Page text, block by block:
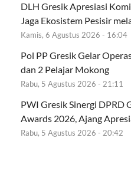
DLH Gresik Apresiasi
Jaga Ekosistem Pesisir
Kamis, 6 Agustus 2026 - 16:04
Pol PP Gresik Gelar
dan 2 Pelajar Mokong
Rabu, 5 Agustus 2026 - 21:11
PWI Gresik Sinergi DPRD
Awards 2026, Ajang
Rabu, 5 Agustus 2026 - 20:42